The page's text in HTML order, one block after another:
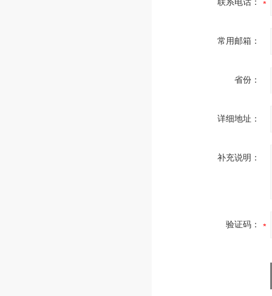
联系电话：
常用邮箱：
省份：
详细地址：
补充说明：
验证码：